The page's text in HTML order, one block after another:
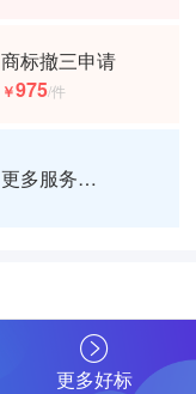
商标撤三申请
￥975/件
更多服务…
更多好标